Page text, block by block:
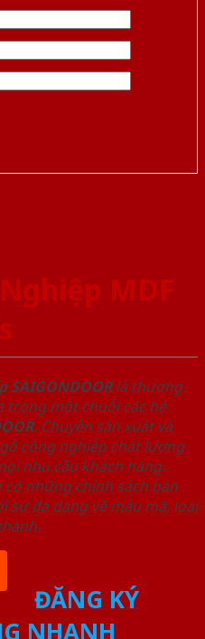
MDF
SAIGONDOORlà thương
trong một chuỗi các hệ
. Chuyên sản xuất và
công nghiệp chất lượng
nhu cầu khách hàng.
những chính sách bán
sự đa dạng về mẫu mã, loại
ĐĂNG KÝ
NHANH